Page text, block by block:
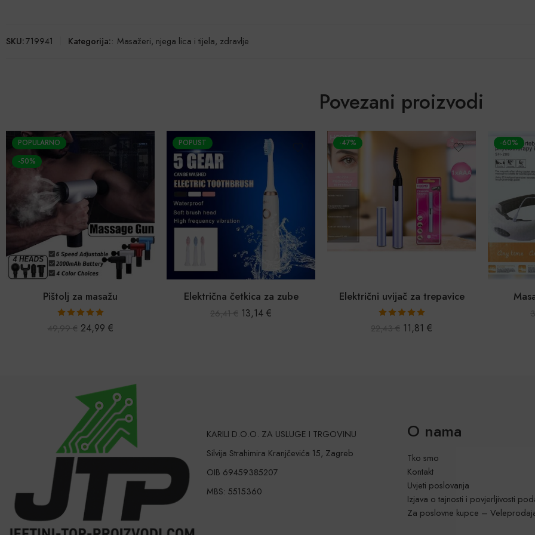
SKU:719941 Kategorija:: Masažeri, njega lica i tijela, zdravlje
Povezani proizvodi
POPULARNO
-50%
Pištolj za masažu
Ocijenjeno
5.00 od 5
49,99€ 24,99 €
POPUST
Električna četkica za zube
26,41€ 13,14 €
-47%
Električni uvijač za trepavice
Ocijenjeno
5.00 od 5
22,43€ 11,81 €
-60%
KARILI D.O.O. ZA USLUGE I TRGOVINU
Silvija Strahimira Kranjčevića 15, Zagreb
OIB 69459385207
MBS: 5515360
O nama
Tko smo
Kontakt
Uvjeti poslovanja
Izjava o tajnosti i povjerljivosti
Za poslovne kupce –